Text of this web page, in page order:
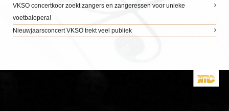
VKSO concertkoor zoekt zangers en zangeressen voor unieke
voetbalopera!
Nieuwjaarsconcert VKSO trekt veel publiek